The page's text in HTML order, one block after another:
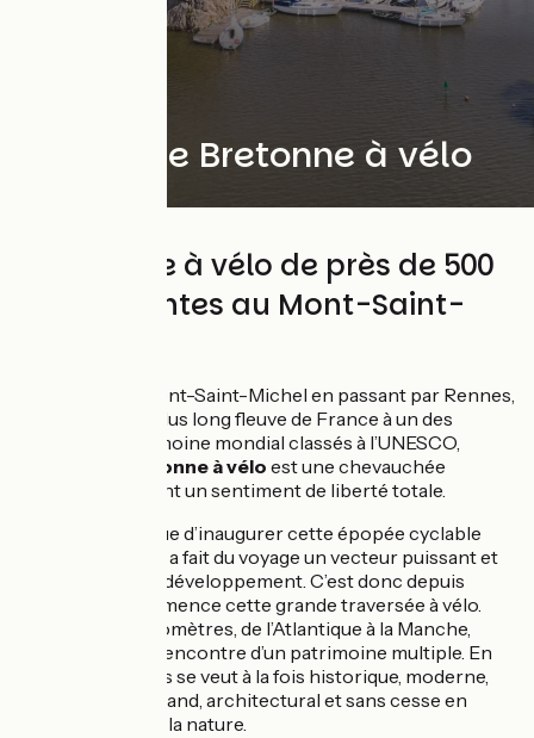
Traversée Bretonne à vélo
Un voyage à vélo de près de 500
km de Nantes au Mont-Saint-
De Nantes au Mont-Saint-Michel en passant par Rennes,
de l’estuaire du plus long fleuve de France à un des
trésors du patrimoine mondial classés à l’UNESCO,
Traversée Bretonne à vélo est une chevauchée
fantastique offrant un sentiment de liberté totale.
Quoi de mieux que d’inaugurer cette épopée cyclable
dans une ville qui a fait du voyage un vecteur puissant et
innovant de son développement. C’est donc depuis
Nantes que commence cette grande traversée à vélo.
Pendant 500 kilomètres, de l’Atlantique à la Manche,
vous partez à la rencontre d’un patrimoine multiple. En
effet, ce parcours se veut à la fois historique, moderne,
artistique, gourmand, architectural et sans cesse en
prise direct avec la nature.